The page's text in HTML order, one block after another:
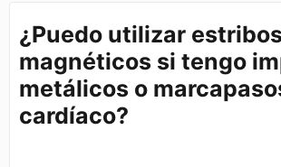
¿Puedo utilizar estribos
magnéticos si tengo
metálicos o
cardíaco?